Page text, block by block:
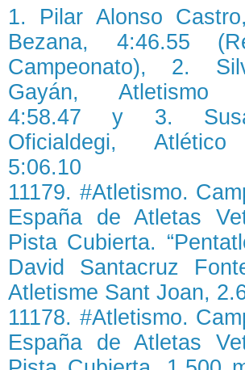
1. Pilar Alonso
Bezana, 4:46.55
Campeonato), 2.
Gayán, Atletismo
4:58.47 y 3.
Oficialdegi, Atlético
5:06.10
11179. #Atletismo.
España de Atletas
Pista Cubierta.
David Santacruz
Atletisme Sant Joan,
11178. #Atletismo.
España de Atletas